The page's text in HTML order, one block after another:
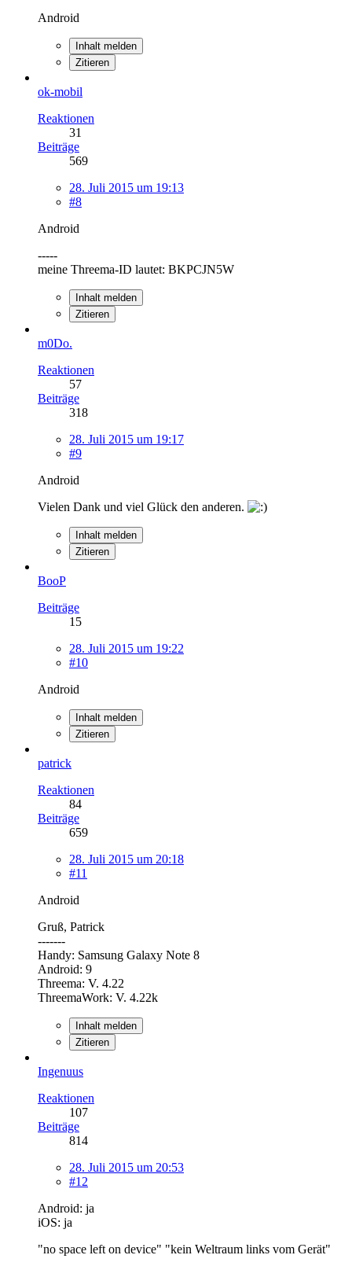
Android
Inhalt melden
Zitieren
ok-mobil
Reaktionen
31
Beiträge
569
28. Juli 2015 um 19:13
#8
Android
-----
meine Threema-ID lautet: BKPCJN5W
Inhalt melden
Zitieren
m0Do.
Reaktionen
57
Beiträge
318
28. Juli 2015 um 19:17
#9
Android
Vielen Dank und viel Glück den anderen.
Inhalt melden
Zitieren
BooP
Beiträge
15
28. Juli 2015 um 19:22
#10
Android
Inhalt melden
Zitieren
patrick
Reaktionen
84
Beiträge
659
28. Juli 2015 um 20:18
#11
Android
Gruß, Patrick
-------
Handy: Samsung Galaxy Note 8
Android: 9
Threema: V. 4.22
ThreemaWork: V. 4.22k
Inhalt melden
Zitieren
Ingenuus
Reaktionen
107
Beiträge
814
28. Juli 2015 um 20:53
#12
Android: ja
iOS: ja
"no space left on device" "kein Weltraum links vom Gerät"